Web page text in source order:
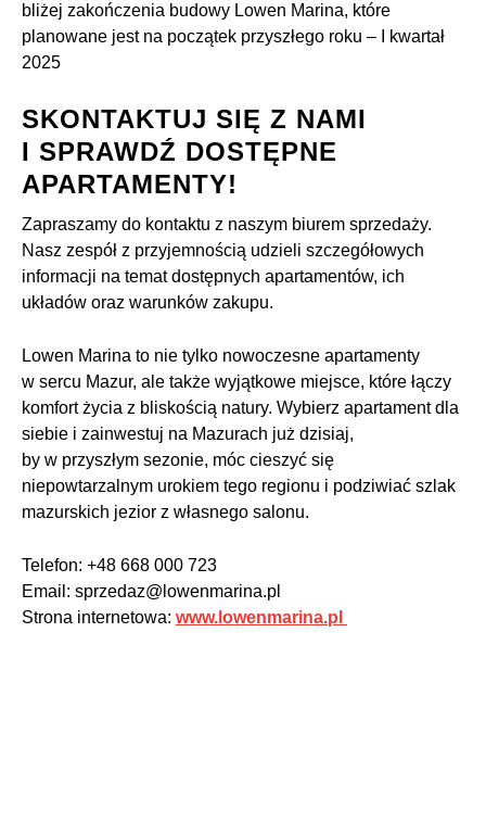
bliżej zakończenia budowy Lowen Marina, które
planowane jest na początek przyszłego roku – I kwartał
2025
SKONTAKTUJ SIĘ Z NAMI
I SPRAWDŹ DOSTĘPNE
APARTAMENTY!
Zapraszamy do kontaktu z naszym biurem sprzedaży.
Nasz zespół z przyjemnością udzieli szczegółowych
informacji na temat dostępnych apartamentów, ich
układów oraz warunków zakupu.
Lowen Marina to nie tylko nowoczesne apartamenty
w sercu Mazur, ale także wyjątkowe miejsce, które łączy
komfort życia z bliskością natury. Wybierz apartament dla
siebie i zainwestuj na Mazurach już dzisiaj,
by w przyszłym sezonie, móc cieszyć się
niepowtarzalnym urokiem tego regionu i podziwiać szlak
mazurskich jezior z własnego salonu.
Telefon: +48 668 000 723
Email: sprzedaz@lowenmarina.pl
Strona internetowa: www.lowenmarina.pl